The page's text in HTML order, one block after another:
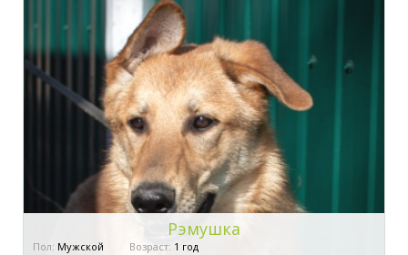
Рэмушка
Пол: Мужской Возраст: 1 год